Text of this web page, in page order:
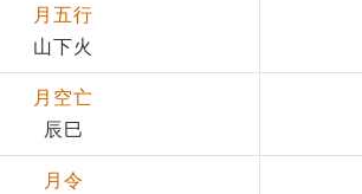
月五行
山下火
月空亡
辰巳
月令